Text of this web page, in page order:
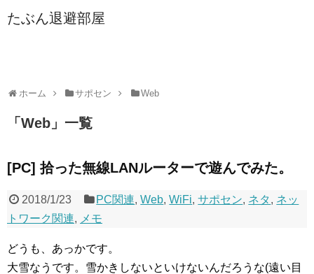
たぶん退避部屋
ホーム サポセン Web
「 Web 」 一覧
[PC] 拾った無線LANルーターで遊んでみた。
2018/1/23 PC関連,Web,WiFi,サポセン, ネタ, ネッ
トワーク関連, メモ
どうも、あっかです。
大雪なうです。雪かきしないといけないんだろうな(遠い目